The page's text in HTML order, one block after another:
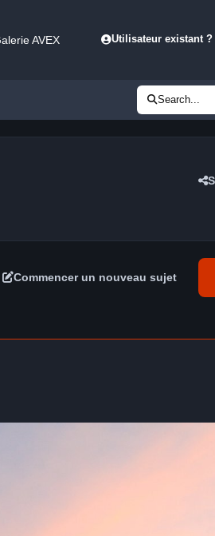
AVEX Utilisateur existant
Search...
Commencer un nouveau sujet